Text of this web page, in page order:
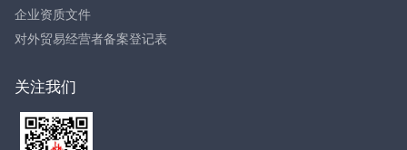
企业资质文件
对外贸易经营者备案登记表
关注我们